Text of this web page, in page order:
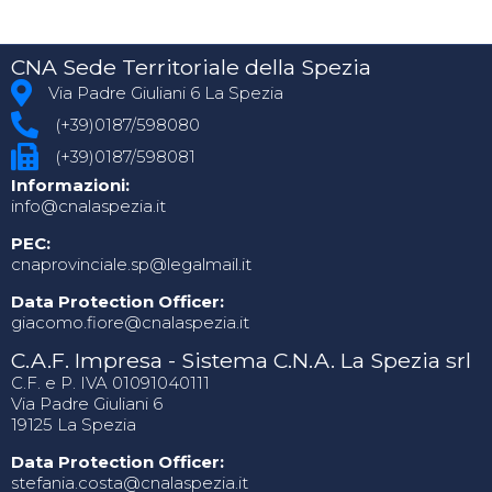
CNA Sede Territoriale della Spezia
Via Padre Giuliani 6 La Spezia
(+39)0187/598080
(+39)0187/598081
Informazioni:
info@cnalaspezia.it
PEC:
cnaprovinciale.sp@legalmail.it
Data Protection Officer:
giacomo.fiore@cnalaspezia.it
C.A.F. Impresa - Sistema C.N.A. La Spezia srl
C.F. e P. IVA 01091040111
Via Padre Giuliani 6
19125 La Spezia
Data Protection Officer:
stefania.costa@cnalaspezia.it